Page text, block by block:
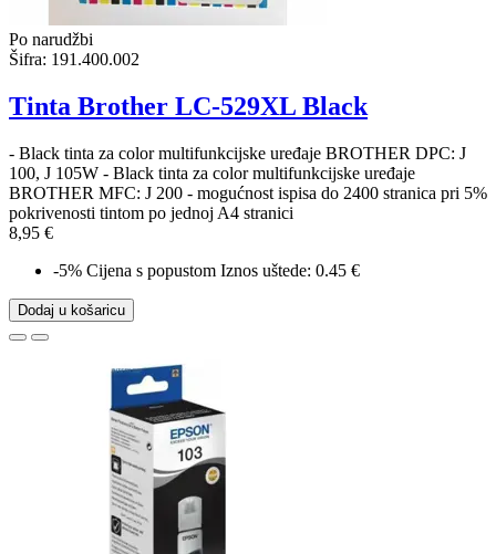
Po narudžbi
Šifra: 191.400.002
Tinta Brother LC-529XL Black
- Black tinta za color multifunkcijske uređaje BROTHER DPC: J
100, J 105W - Black tinta za color multifunkcijske uređaje
BROTHER MFC: J 200 - mogućnost ispisa do 2400 stranica pri 5%
pokrivenosti tintom po jednoj A4 stranici
8,95 €
-5% Cijena s popustom Iznos uštede: 0.45 €
Dodaj u košaricu